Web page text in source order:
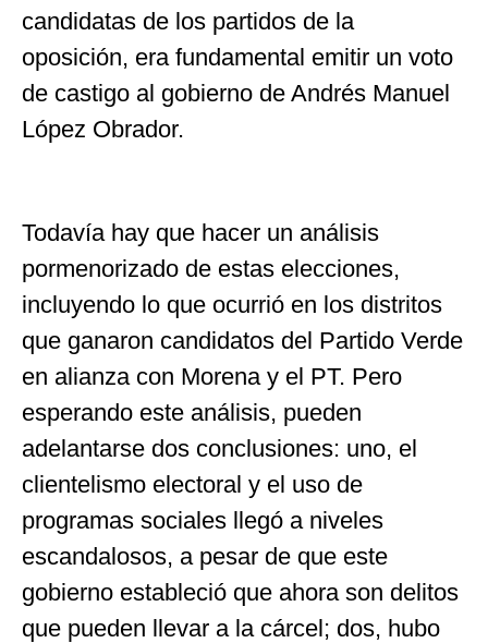
candidatas de los partidos de la
oposición, era fundamental emitir un voto
de castigo al gobierno de Andrés Manuel
López Obrador.
Todavía hay que hacer un análisis
pormenorizado de estas elecciones,
incluyendo lo que ocurrió en los distritos
que ganaron candidatos del Partido Verde
en alianza con Morena y el PT. Pero
esperando este análisis, pueden
adelantarse dos conclusiones: uno, el
clientelismo electoral y el uso de
programas sociales llegó a niveles
escandalosos, a pesar de que este
gobierno estableció que ahora son delitos
que pueden llevar a la cárcel; dos, hubo